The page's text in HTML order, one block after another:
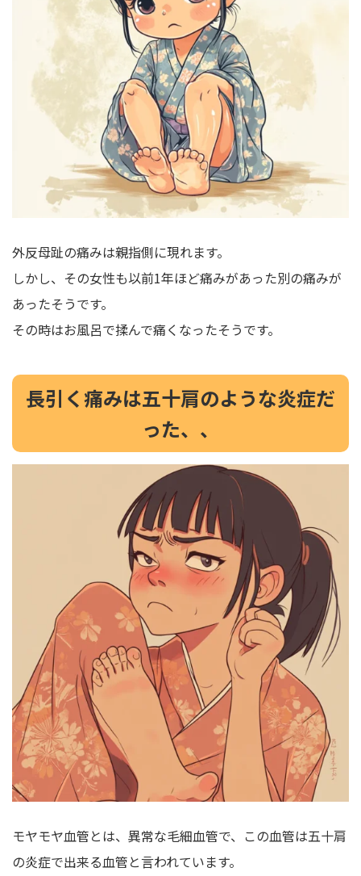
外反母趾の痛みは親指側に現れます。
しかし、その女性も以前1年ほど痛みがあった別の痛みが
あったそうです。
その時はお風呂で揉んで痛くなったそうです。
長引く痛みは五十肩のような炎症だ
った、、
モヤモヤ血管とは、異常な毛細血管で、この血管は五十肩
の炎症で出来る血管と言われています。